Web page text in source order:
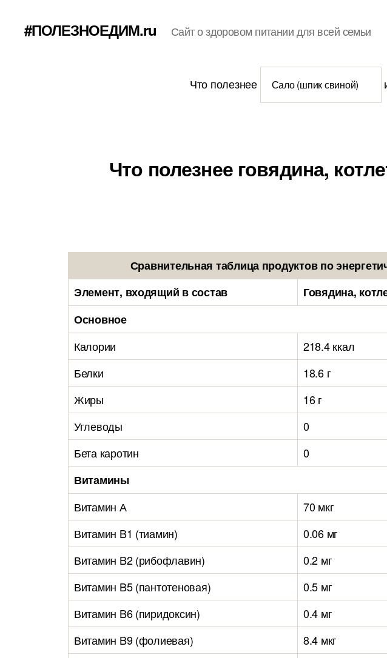
#ПОЛЕЗНОЕДИМ.ru Сайт о здоровом питании для всей семьи
Что полезнее
Что полезнее говядина,
Сравнительная таблица продуктов по
Элемент, входящий в состав
Говядина,
Основное
Калории
218.4 ккал
Белки
18.6 г
Жиры
16 г
Углеводы
0
Бета каротин
0
Витамины
Витамин А
70 мкг
Витамин B1 (тиамин)
0.06 мг
Витамин B2 (рибофлавин)
0.2 мг
Витамин B5 (пантотеновая)
0.5 мг
Витамин B6 (пиридоксин)
0.4 мг
Витамин B9 (фолиевая)
8.4 мкг